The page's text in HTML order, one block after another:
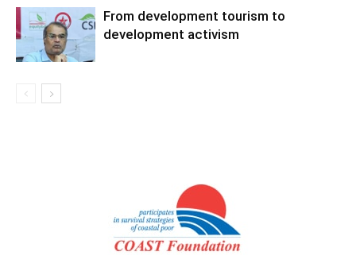
From development tourism to
development activism